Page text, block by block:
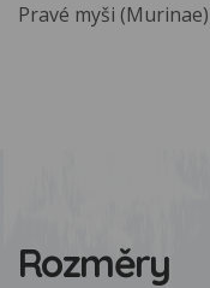
Pravé myši (Murinae)
Rozměry